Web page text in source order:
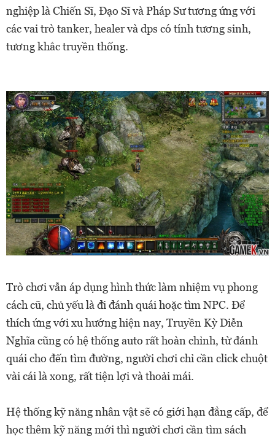
nghiệp là Chiến Sĩ, Đạo Sĩ và Pháp Sư tương ứng với
các vai trò tanker, healer và dps có tính tương sinh,
tương khắc truyền thống.
Trò chơi vẫn áp dụng hình thức làm nhiệm vụ phong
cách cũ, chủ yếu là đi đánh quái hoặc tìm NPC. Để
thích ứng với xu hướng hiện nay, Truyền Kỳ Diễn
Nghĩa cũng có hệ thống auto rất hoàn chỉnh, từ đánh
quái cho đến tìm đường, người chơi chỉ cần click chuột
vài cái là xong, rất tiện lợi và thoải mái.
Hệ thống kỹ năng nhân vật sẽ có giới hạn đẳng cấp, để
học thêm kỹ năng mới thì người chơi cần tìm sách